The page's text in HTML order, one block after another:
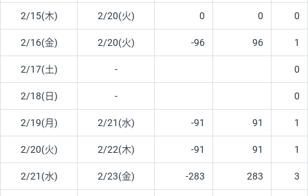
2/15(木) 2/20(火) 0 0 0
2/16(金) 2/20(火) -96 96 1
2/17(土) - 0
2/18(日) - 0
2/19(月) 2/21(水) -91 91 1
2/20(火) 2/22(木) -91 91 1
2/21(水) 2/23(金) -283 283 3